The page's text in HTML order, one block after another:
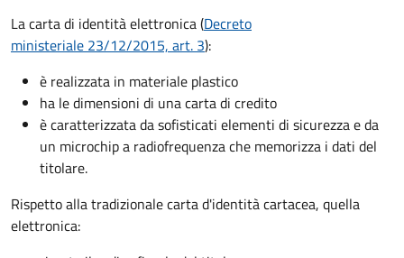
La carta di identità elettronica (Decreto
ministeriale 23/12/2015, art. 3):
è realizzata in materiale plastico
ha le dimensioni di una carta di credito
è caratterizzata da sofisticati elementi di sicurezza e da
un microchip a radiofrequenza che memorizza i dati del
titolare.
Rispetto alla tradizionale carta d'identità cartacea, quella
elettronica: